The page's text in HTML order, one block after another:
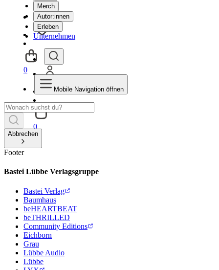
Merch
Autor:innen
Erleben
Unternehmen
0
0
Mobile Navigation öffnen
Abbrechen
Footer
Bastei Lübbe Verlagsgruppe
Bastei Verlag
Baumhaus
beHEARTBEAT
beTHRILLED
Community Editions
Eichborn
Grau
Lübbe Audio
Lübbe